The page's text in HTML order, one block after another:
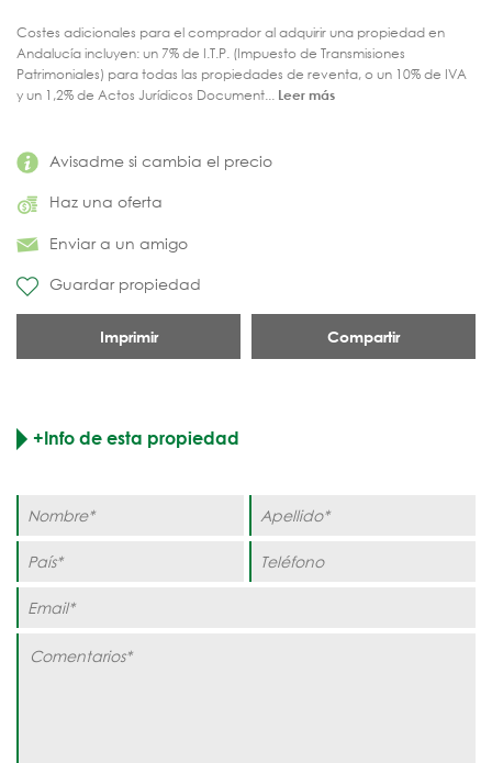
Avisadme si cambia el precio
Haz una oferta
Enviar a un amigo
Guardar propiedad
Imprimir Compartir
Costes adicionales para el comprador al adquirir una propiedad en
Andalucía incluyen: un 7% de I.T.P. (Impuesto de Transmisiones
Patrimoniales) para todas las propiedades de reventa, o un 10% de IVA
y un 1,2% de Actos Jurídicos Document... Leer más
+Info de esta propiedad